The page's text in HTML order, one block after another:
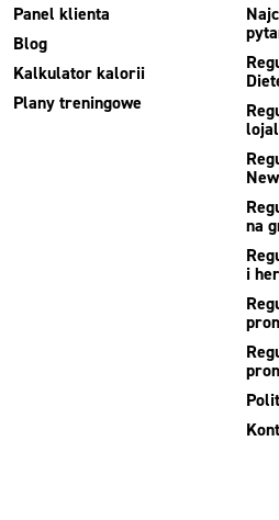
Panel klienta
Blog
Kalkulator kalorii
Plany treningowe
na
i